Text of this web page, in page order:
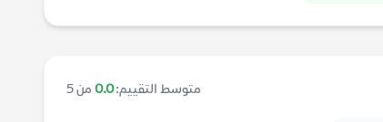
متوسط التقييم:0.0 من 5